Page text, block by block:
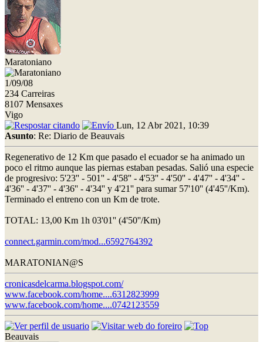
Maratoniano
1/09/08
234 Carreiras
8107 Mensaxes
Vigo
Lun, 12 Abr 2021, 10:39
Asunto: Re: Diario de Beauvais
Regenerativo de 12 Km que pasado el ecuador se ha animado un
poco el ritmo aunque las piernas estaban pesadas. Salió una especie
de progresivo: 5'23'' - 501'' - 4'58'' - 4'53'' - 4'50'' - 4'47'' - 4'34'' -
4'36'' - 4'37'' - 4'36'' - 4'34'' y 4'21'' para sumar 57'10'' (4'45''/Km).
Terminado el entreno con un Km de trote.
TOTAL: 13,00 Km 1h 03'01'' (4'50''/Km)
connect.garmin.com/mod...6592764392
MARATONIAN@S
cronicasdelcarma.blogspot.com/
www.facebook.com/home....6312823999
www.facebook.com/home....0742123559
Beauvais